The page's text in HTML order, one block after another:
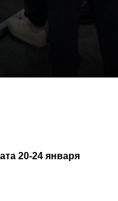
20-24 января